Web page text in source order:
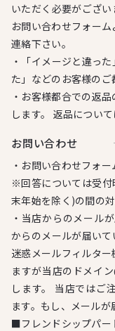
いただく必要がござ
お問い合わせフォー
連絡下さい。
・「イメージと違っ
た」などのお客様のご
・お客様都合での返
します。 返品につい
お問い合わせ
・お問い合わせフォ
※回答については受
末年始を除く)の間の
・当店からのメール
からのメールが届いて
迷惑メールフィルタ
ますが当店のドメイ
します。 当店ではご
ます。もし、メールが
■フレンドシップパー